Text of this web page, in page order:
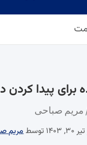
برای پیدا
مریم صباحی
مریم